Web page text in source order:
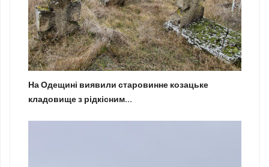
На Одещині виявили старовинне козацьке
кладовище з рідкісним...